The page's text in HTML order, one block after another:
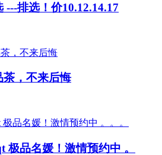
---排选！价10.12.14.17
茶，不来后悔
极品名媛！激情预约中 。